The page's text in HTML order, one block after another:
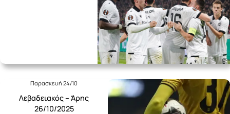
Παρασκευή 24/10
Λεβαδειακός – Άρης
26/10/2025